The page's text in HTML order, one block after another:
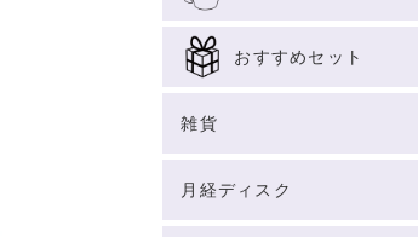
おすすめセット
雑貨
月経ディスク